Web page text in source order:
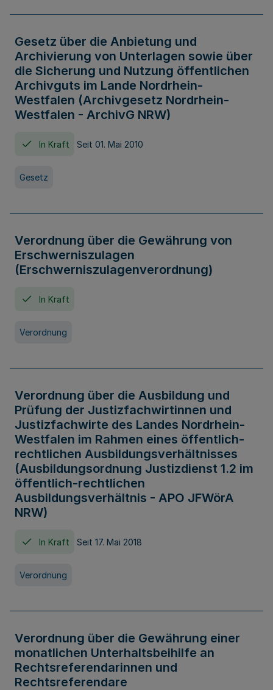
Gesetz über die Anbietung und
Archivierung von Unterlagen sowie über
die Sicherung und Nutzung öffentlichen
Archivguts im Lande Nordrhein-
Westfalen (Archivgesetz Nordrhein-
Westfalen - ArchivG NRW)
In Kraft Seit 01. Mai 2010
Gesetz
Verordnung über die Gewährung von
Erschwerniszulagen
(Erschwerniszulagenverordnung)
In Kraft
Verordnung
Verordnung über die Ausbildung und
Prüfung der Justizfachwirtinnen und
Justizfachwirte des Landes Nordrhein-
Westfalen im Rahmen eines öffentlich-
rechtlichen Ausbildungsverhältnisses
(Ausbildungsordnung Justizdienst 1.2 im
öffentlich-rechtlichen
Ausbildungsverhältnis - APO JFWörA
NRW)
In Kraft Seit 17. Mai 2018
Verordnung
Verordnung über die Gewährung einer
monatlichen Unterhaltsbeihilfe an
Rechtsreferendarinnen und
Rechtsreferendare